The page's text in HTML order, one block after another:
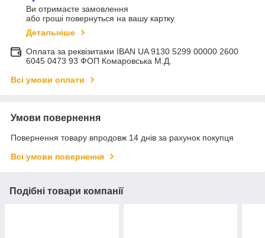
Ви отримаєте замовлення
або гроші повернуться на вашу картку
Детальніше
Оплата за реквізитами IBAN UA 9130 5299 00000 2600
6045 0473 93 ФОП Комаровська М.Д.
Всі умови оплати
Умови повернення
Повернення товару впродовж 14 днів за рахунок покупця
Всі умови повернення
Подібні товари компанії